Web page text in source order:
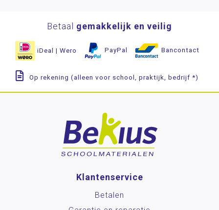
Betaal gemakkelijk en veilig
iDeal | Wero PayPal Bancontact
Op rekening (alleen voor school, praktijk, bedrijf *)
Klantenservice
Betalen